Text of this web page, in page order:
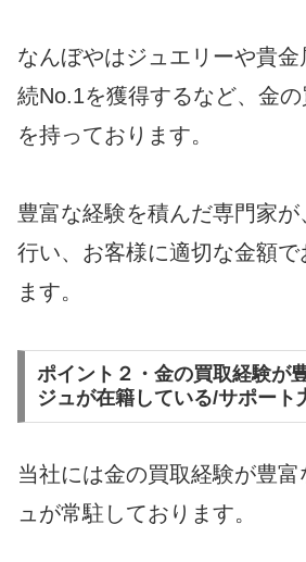
なんぼやはジュエリーや貴
続No.1を獲得するなど、金
を持っております。
豊富な経験を積んだ専門家が
行い、お客様に適切な金額で
ます。
ポイント２・金の買取経験が
ジュが在籍している/サポート
当社には金の買取経験が豊
ュが常駐しております。